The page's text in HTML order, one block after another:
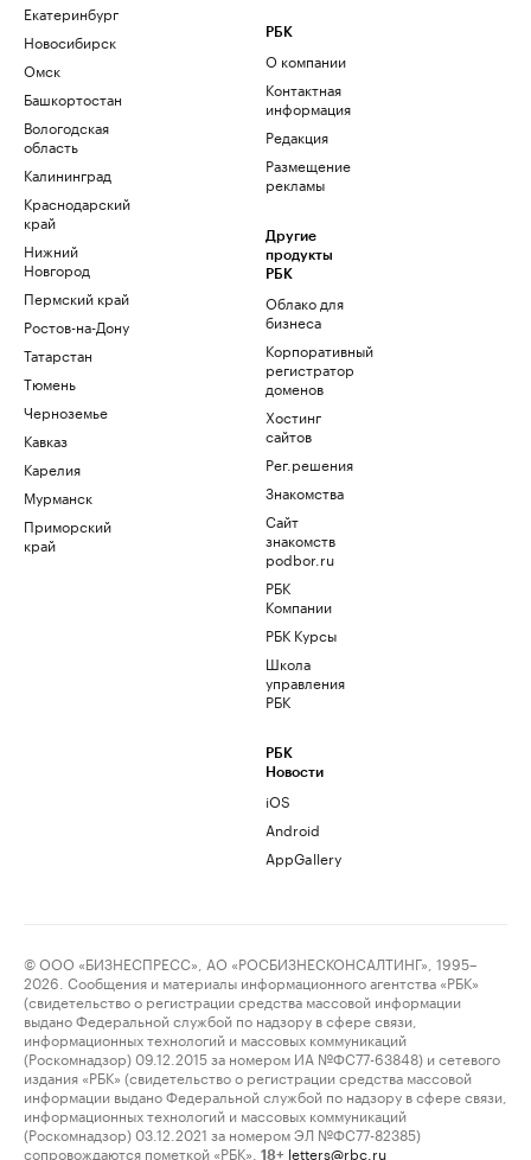
Екатеринбург
Новосибирск
Омск
Башкортостан
Вологодская
область
Калининград
Краснодарский
край
Нижний
Новгород
Пермский край
Ростов-на-Дону
Татарстан
Тюмень
Черноземье
Кавказ
Карелия
Мурманск
Приморский
край
РБК
О компании
Контактная
информация
Редакция
Размещение
рекламы
Другие
продукты
РБК
Облако для
бизнеса
Корпоративный
регистратор
доменов
Хостинг
сайтов
Рег.решения
Знакомства
Сайт
знакомств
podbor.ru
РБК
Компании
РБК Курсы
Школа
управления
РБК
РБК
Новости
iOS
Android
AppGallery
© ООО «БИЗНЕСПРЕСС», АО «РОСБИЗНЕСКОНСАЛТИНГ», 1995–
2026. Сообщения и материалы информационного агентства «РБК»
(свидетельство о регистрации средства массовой информации
выдано Федеральной службой по надзору в сфере связи,
информационных технологий и массовых коммуникаций
(Роскомнадзор) 09.12.2015 за номером ИА №ФС77-63848) и сетевого
издания «РБК» (свидетельство о регистрации средства массовой
информации выдано Федеральной службой по надзору в сфере связи,
информационных технологий и массовых коммуникаций
(Роскомнадзор) 03.12.2021 за номером ЭЛ №ФС77-82385)
сопровождаются пометкой «РБК».
18+ letters@rbc.ru